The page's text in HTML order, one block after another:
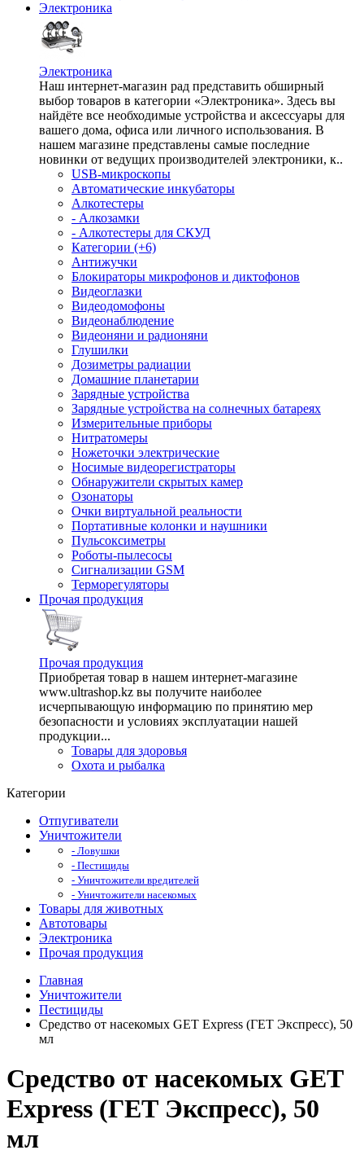
Электроника
Электроника
Наш интернет-магазин рад представить обширный
выбор товаров в категории «Электроника». Здесь вы
найдёте все необходимые устройства и аксессуары для
вашего дома, офиса или личного использования. В
нашем магазине представлены самые последние
новинки от ведущих производителей электроники, к..
USB-микроскопы
Автоматические инкубаторы
Алкотестеры
- Алкозамки
- Алкотестеры для СКУД
Категории (+6)
Антижучки
Блокираторы микрофонов и диктофонов
Видеоглазки
Видеодомофоны
Видеонаблюдение
Видеоняни и радионяни
Глушилки
Дозиметры радиации
Домашние планетарии
Зарядные устройства
Зарядные устройства на солнечных батареях
Измерительные приборы
Нитратомеры
Ножеточки электрические
Носимые видеорегистраторы
Обнаружители скрытых камер
Озонаторы
Очки виртуальной реальности
Портативные колонки и наушники
Пульсоксиметры
Роботы-пылесосы
Сигнализации GSM
Терморегуляторы
Прочая продукция
Прочая продукция
Приобретая товар в нашем интернет-магазине
www.ultrashop.kz вы получите наиболее
исчерпывающую информацию по принятию мер
безопасности и условиях эксплуатации нашей
продукции...
Товары для здоровья
Охота и рыбалка
Категории
Отпугиватели
Уничтожители
- Ловушки
- Пестициды
- Уничтожители вредителей
- Уничтожители насекомых
Товары для животных
Автотовары
Электроника
Прочая продукция
Главная
Уничтожители
Пестициды
Средство от насекомых GET Express (ГЕТ Экспресс), 50
мл
Средство от насекомых GET
Express (ГЕТ Экспресс), 50
мл